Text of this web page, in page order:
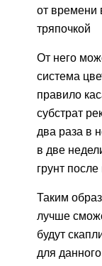
от времени
тряпочкой
От него
система
правило
субстрат
два раза в
в две
грунт
Таким
лучше
будут
для